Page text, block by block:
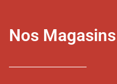
Nos Magasins